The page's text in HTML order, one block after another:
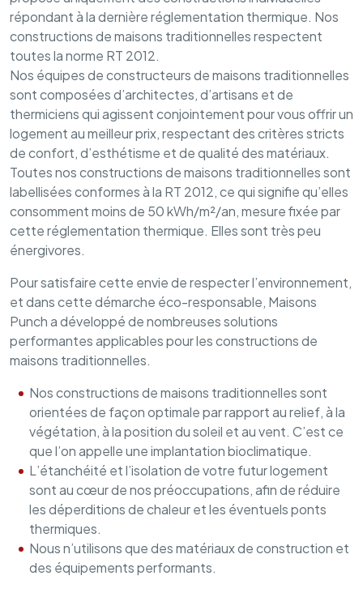
répondant à la dernière réglementation thermique. Nos
constructions de maisons traditionnelles respectent
toutes la norme RT 2012.
Nos équipes de constructeurs de maisons traditionnelles
sont composées d’architectes, d’artisans et de
thermiciens qui agissent conjointement pour vous offrir un
logement au meilleur prix, respectant des critères stricts
de confort, d’esthétisme et de qualité des matériaux.
Toutes nos constructions de maisons traditionnelles sont
labellisées conformes à la RT 2012, ce qui signifie qu’elles
consomment moins de 50 kWh/m²/an, mesure fixée par
cette réglementation thermique. Elles sont très peu
énergivores.
Pour satisfaire cette envie de respecter l’environnement,
et dans cette démarche éco-responsable, Maisons
Punch a développé de nombreuses solutions
performantes applicables pour les constructions de
maisons traditionnelles.
Nos constructions de maisons traditionnelles sont
orientées de façon optimale par rapport au relief, à la
végétation, à la position du soleil et au vent. C’est ce
que l’on appelle une implantation bioclimatique.
L’étanchéité et l’isolation de votre futur logement
sont au cœur de nos préoccupations, afin de réduire
les déperditions de chaleur et les éventuels ponts
thermiques.
Nous n’utilisons que des matériaux de construction et
des équipements performants.